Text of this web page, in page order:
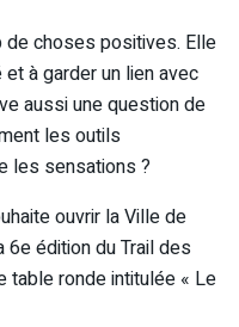
de choses positives. Elle
à garder un lien avec
aussi une question de
les outils
les sensations ?
ouvrir la Ville de
6e édition du Trail des
table ronde intitulée « Le